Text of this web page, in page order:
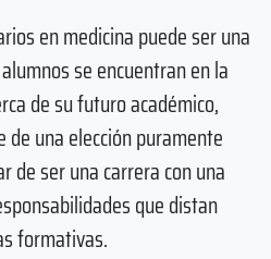
en medicina puede ser una
se encuentran en la
de su futuro académico,
una elección puramente
de ser una carrera con una
que distan
formativas.